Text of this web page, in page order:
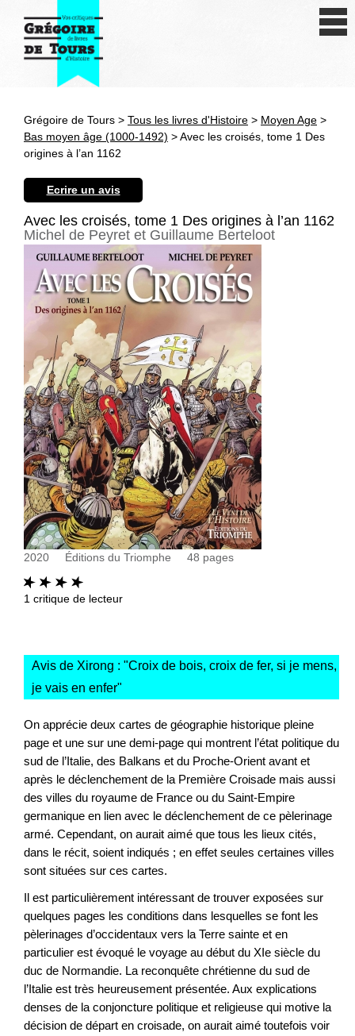
Antiquité
Révolution et XIXe siècle
XXe siècle
Autres civilisations
Thématiques
Grégoire de Tours > Tous les livres d'Histoire > Moyen Age >
Bas moyen âge (1000-1492) > Avec les croisés, tome 1 Des
origines à l’an 1162
Ecrire un avis
Avec les croisés, tome 1 Des origines à l’an 1162
Michel de Peyret et Guillaume Berteloot
2020 Éditions du Triomphe 48 pages
1 critique de lecteur
Avis de Xirong : "Croix de bois, croix de fer, si je mens,
je vais en enfer"
On apprécie deux cartes de géographie historique pleine
page et une sur une demi-page qui montrent l’état politique du
sud de l’Italie, des Balkans et du Proche-Orient avant et
après le déclenchement de la Première Croisade mais aussi
des villes du royaume de France ou du Saint-Empire
germanique en lien avec le déclenchement de ce pèlerinage
armé. Cependant, on aurait aimé que tous les lieux cités,
dans le récit, soient indiqués ; en effet seules certaines villes
sont situées sur ces cartes.
Il est particulièrement intéressant de trouver exposées sur
quelques pages les conditions dans lesquelles se font les
pèlerinages d’occidentaux vers la Terre sainte et en
particulier est évoqué le voyage au début du XIe siècle du
duc de Normandie. La reconquête chrétienne du sud de
l’Italie est très heureusement présentée. Aux explications
denses de la conjoncture politique et religieuse qui motive la
décision de départ en croisade, on aurait aimé toutefois voir